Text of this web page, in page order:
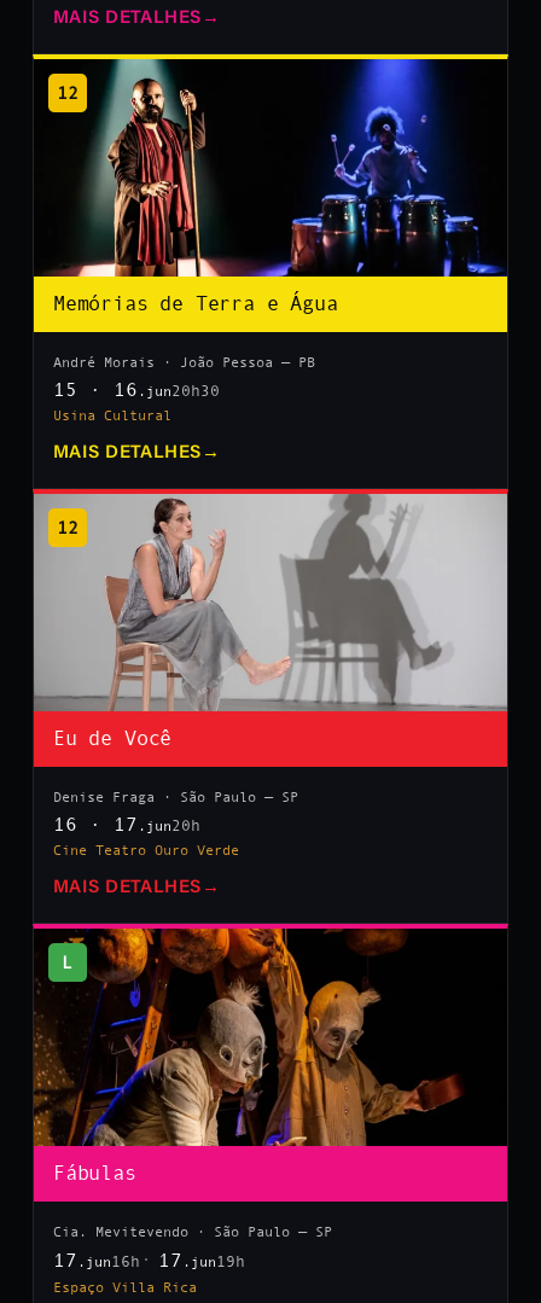
MAIS DETALHES →
12
Memórias de Terra e Água
André Morais · João Pessoa — PB
15 · 16 .jun20h30
Usina Cultural
MAIS DETALHES →
12
Eu de Você
Denise Fraga · São Paulo — SP
16 · 17 .jun20h
Cine Teatro Ouro Verde
MAIS DETALHES →
L
Fábulas
Cia. Mevitevendo · São Paulo — SP
17 .jun 16h 17 .jun 19h
Espaço Villa Rica